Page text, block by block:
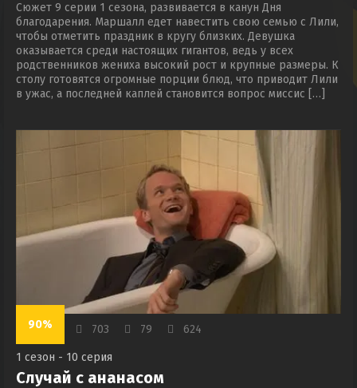
Сюжет 9 серии 1 сезона, развивается в канун Дня
благодарения. Маршалл едет навестить свою семью с Лили,
чтобы отметить праздник в кругу близких. Девушка
оказывается среди настоящих гигантов, ведь у всех
родственников жениха высокий рост и крупные размеры. К
столу готовятся огромные порции блюд, что приводит Лили
в ужас, а последней каплей становится вопрос миссис […]
90% 703 79 624
1 сезон - 10 серия
Случай с ананасом